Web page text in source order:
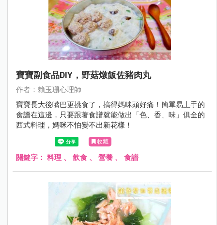
寶寶副食品DIY，野菇燉飯佐豬肉丸
作者：賴玉珊心理師
寶寶長大後嘴巴更挑食了，搞得媽咪頭好痛！簡單易上手的
食譜在這邊，只要跟著食譜就能做出「色、香、味」俱全的
西式料理，媽咪不怕變不出新花樣！
收藏
關鍵字： 料理 、 飲食 、 營養 、 食譜